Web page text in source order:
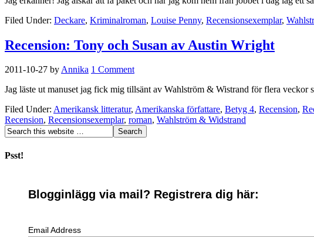
Filed Under: Deckare, Kriminalroman, Louise Penny, Recensionsexemplar,
Recension: Tony och Susan av Austin Wright
2011-10-27 byAnnika 1 Comment
Jag läste ut manuset jag fick mig tillsänt av Wahlström & Wistrand för flera
Filed Under: Amerikansk litteratur, Amerikanska författare, Betyg 4, Recension,
Recension, Recensionsexemplar, roman, Wahlström & Widstrand
Psst!
Blogginlägg via mail? Registrera dig här:
Email Address